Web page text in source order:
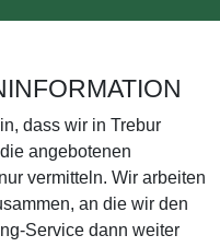
dass wir in Trebur
angebotenen
vermitteln. Wir arbeiten
an die wir den
Service dann weiter